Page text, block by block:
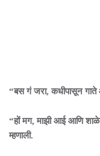
“बस गं जरा, कधीपासून गाते
“हों मग, माझी आई आणि
म्हणाली.